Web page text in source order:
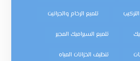
تلميع الرخام والجرانيت
تلميع السيراميك المجير
تنظيف الخزانات المياه